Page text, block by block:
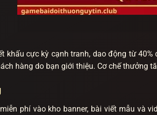
khấu cực kỳ cạnh tranh, dao động từ
hàng do bạn giới thiệu. Cơ chế
phí vào kho banner, bài viết mẫu và